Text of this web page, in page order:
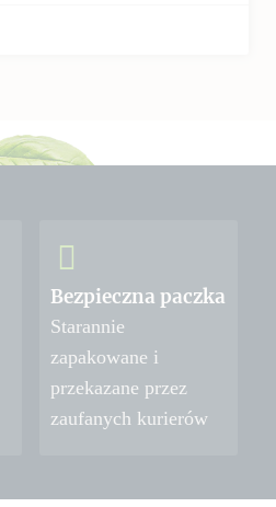
Bezpieczna paczka
Starannie
zapakowane i
przekazane przez
zaufanych kurierów